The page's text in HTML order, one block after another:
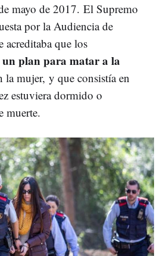
mayo de 2017. El Supremo
por la Audiencia de
acreditaba que los
plan para matar a la
la mujer, y que consistía en
estuviera dormido o
muerte.